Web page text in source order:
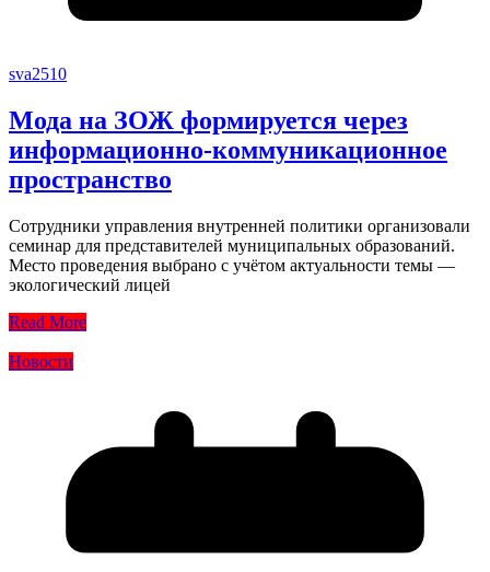
sva2510
Мода на ЗОЖ формируется через
информационно-коммуникационное
пространство
Сотрудники управления внутренней политики организовали
семинар для представителей муниципальных образований.
Место проведения выбрано с учётом актуальности темы —
экологический лицей
Read More
Новости